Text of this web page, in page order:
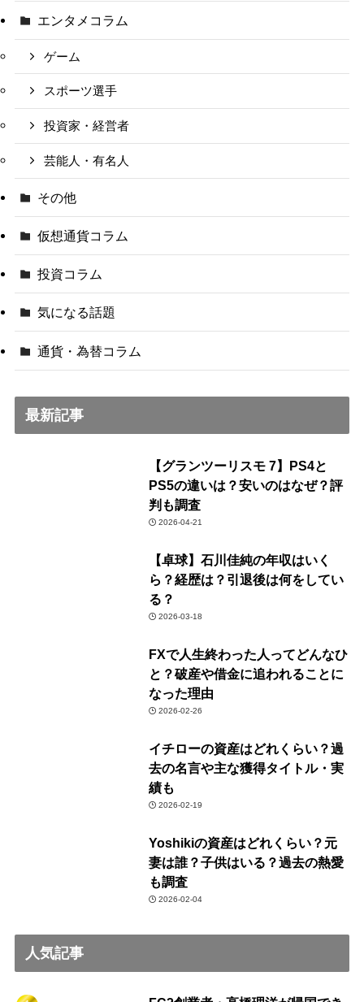
エンタメコラム
ゲーム
スポーツ選手
投資家・経営者
芸能人・有名人
その他
仮想通貨コラム
投資コラム
気になる話題
通貨・為替コラム
最新記事
【グランツーリスモ 7】PS4と
PS5の違いは？安いのはなぜ？評
判も調査
2026-04-21
【卓球】石川佳純の年収はいく
ら？経歴は？引退後は何をしてい
る？
2026-03-18
FXで人生終わった人ってどんなひ
と？破産や借金に追われることに
なった理由
2026-02-26
イチローの資産はどれくらい？過
去の名言や主な獲得タイトル・実
績も
2026-02-19
Yoshikiの資産はどれくらい？元
妻は誰？子供はいる？過去の熱愛
も調査
2026-02-04
人気記事